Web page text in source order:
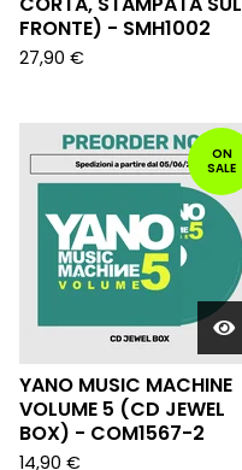
FRONTE) - SMH1002
27,90 €
ON
SALE
YANO MUSIC MACHINE
VOLUME 5 (CD JEWEL
BOX) - COM1567-2
14,90 €